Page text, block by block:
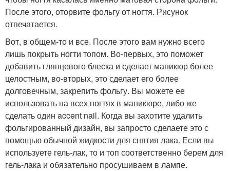
После этого, оторвите фольгу от ногтя. Рисунок
отпечатается.
Вот, в общем-то и все. После этого вам нужно всего
лишь покрыть ногти топом. Во-первых, это поможет
добавить глянцевого блеска и сделает маникюр более
целостным, во-вторых, это сделает его более
долговечным, закрепить фольгу. Вы можете ее
использовать на всех ногтях в маникюре, либо же
сделать один accent nail. Когда вы захотите удалить
фольгированный дизайн, вы запросто сделаете это с
помощью обычной жидкости для снятия лака. Если вы
используете гель-лак, то и топ соответственно берем для
гель-лака и обязательно просушиваем в лампе.